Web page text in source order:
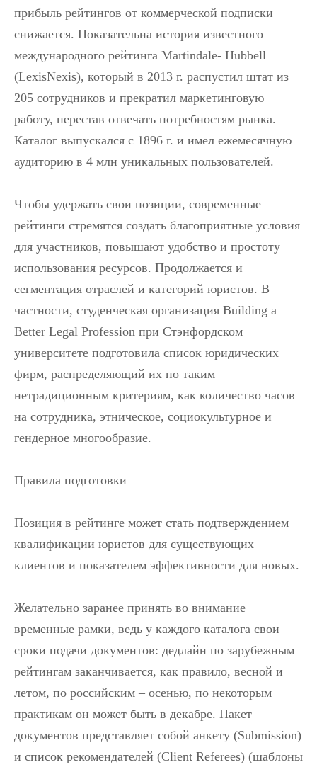
прибыль рейтингов от коммерческой подписки
снижается. Показательна история известного
международного рейтинга Martindale- Hubbell
(LexisNexis), который в 2013 г. распустил штат из
205 сотрудников и прекратил маркетинговую
работу, перестав отвечать потребностям рынка.
Каталог выпускался c 1896 г. и имел ежемесячную
аудиторию в 4 млн уникальных пользователей.
Чтобы удержать свои позиции, современные
рейтинги стремятся создать благоприятные условия
для участников, повышают удобство и простоту
использования ресурсов. Продолжается и
сегментация отраслей и категорий юристов. В
частности, студенческая организация Building a
Better Legal Profession при Стэнфордском
университете подготовила список юридических
фирм, распределяющий их по таким
нетрадиционным критериям, как количество часов
на сотрудника, этническое, социокультурное и
гендерное многообразие.
Правила подготовки
Позиция в рейтинге может стать подтверждением
квалификации юристов для существующих
клиентов и показателем эффективности для новых.
Желательно заранее принять во внимание
временные рамки, ведь у каждого каталога свои
сроки подачи документов: дедлайн по зарубежным
рейтингам заканчивается, как правило, весной и
летом, по российским – осенью, по некоторым
практикам он может быть в декабре. Пакет
документов представляет собой анкету (Submission)
и список рекомендателей (Client Referees) (шаблоны